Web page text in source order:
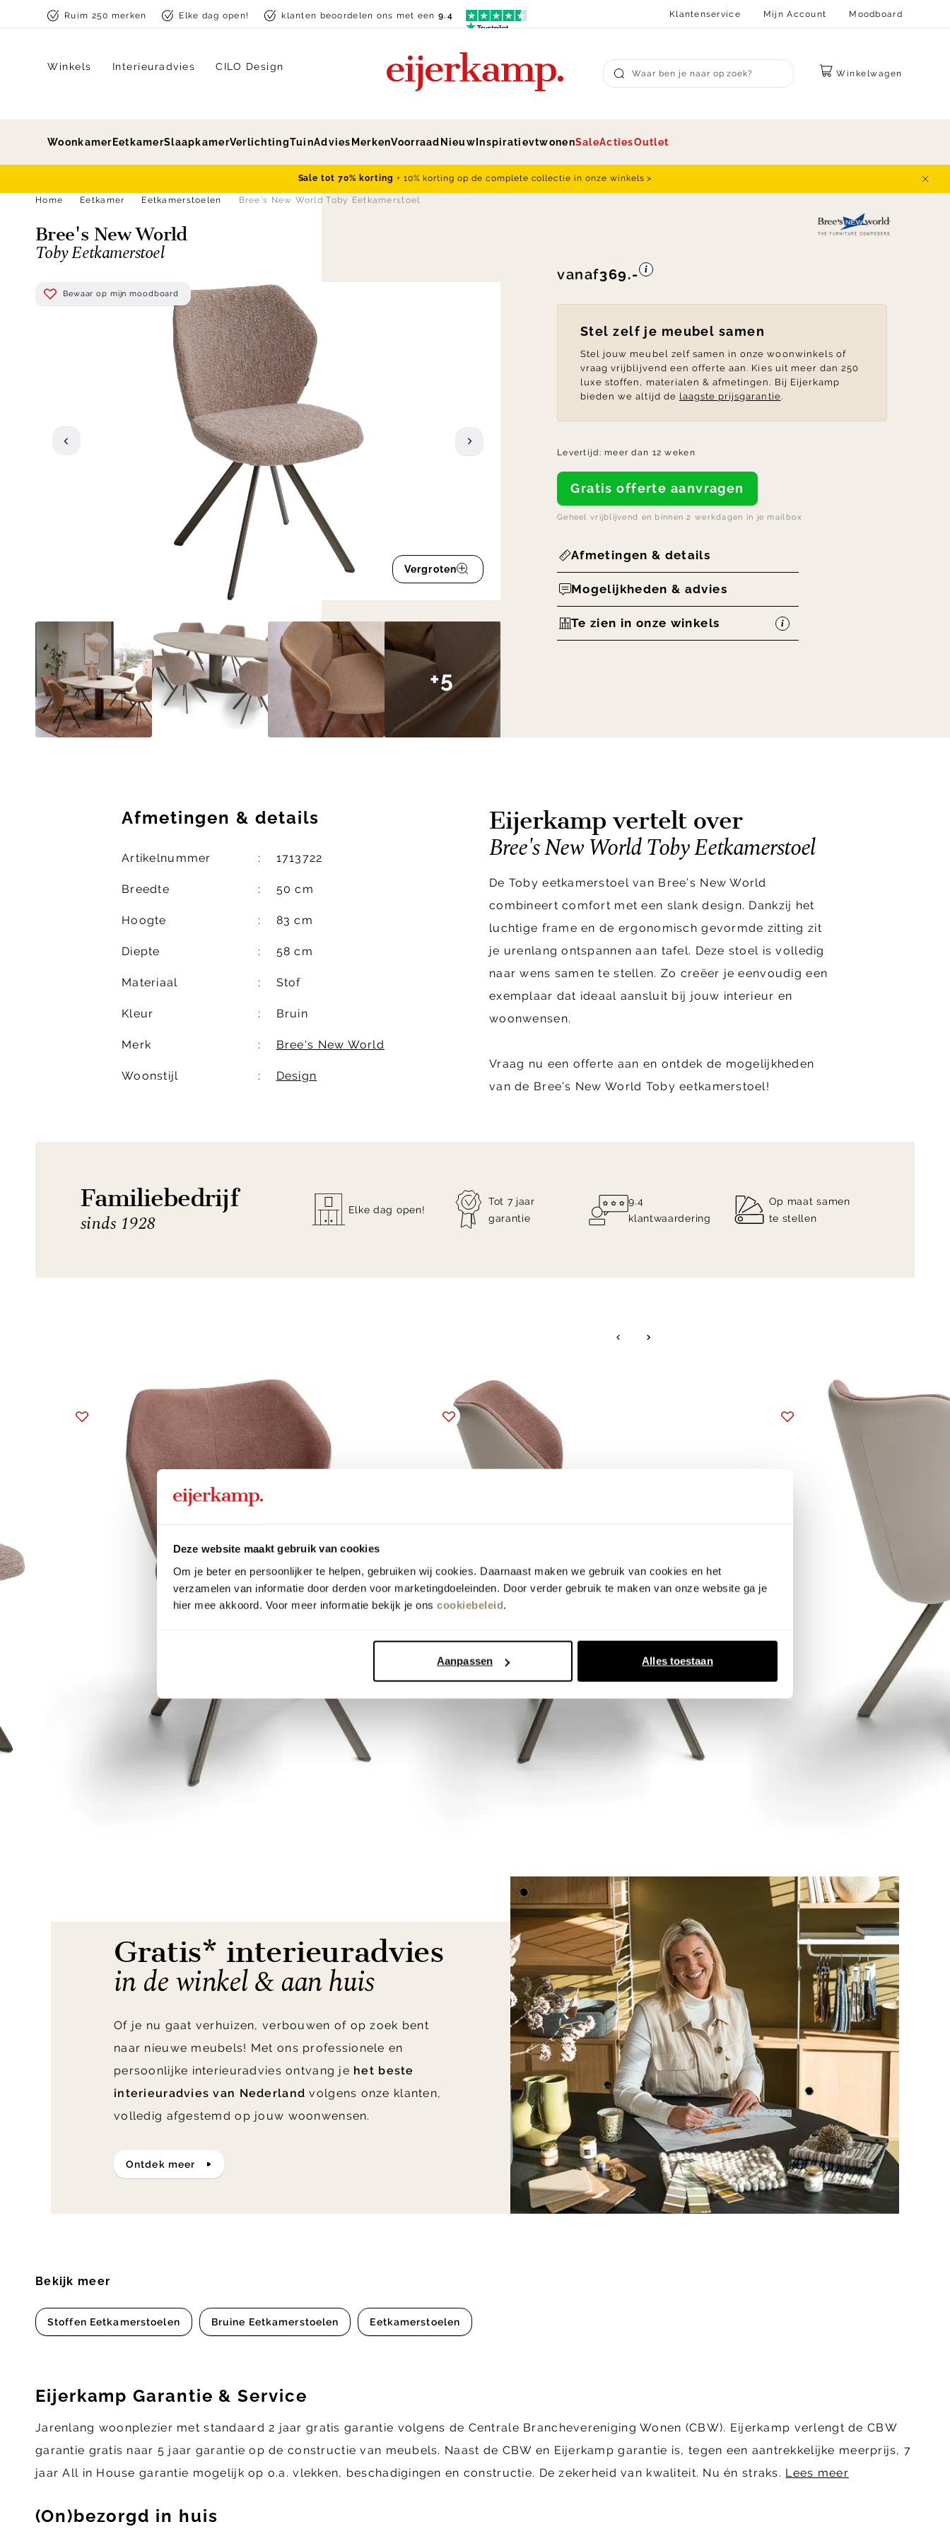
Deze website maakt gebruik van cookies
Om je beter en persoonlijker te helpen, gebruiken wij cookies. Daarnaast maken we gebruik van cookies en het
verzamelen van informatie door derden voor marketingdoeleinden. Door verder gebruik te maken van onze website ga je
hier mee akkoord. Voor meer informatie bekijk je ons cookiebeleid.
Aanpassen Alles toestaan
Skip to contentRuim 250 merken Elke dag open! klanten beoordelen ons met een9.4 Klantenservice Mijn Account Moodboard
Submit search
Winkelwagen
Winkels Interieuradvies CILO Design
Woonkamer EetkamerSlaapkamerVerlichtingTuinAdvies MerkenVoorraad Nieuw InspiratievtwonenSaleActiesOutlet
Sale tot 70% korting + 10% korting op de complete collectie in onze winkels >
Home
Eetkamer Eetkamerstoelen Bree's New World Toby Eetkamerstoel
Bree's New World
Toby Eetkamerstoel
Bewaar op mijn moodboard
Vergroten
+5
vanaf369.-
Stel zelf je meubel samen
Stel jouw meubel zelf samen in onze woonwinkels of
vraag vrijblijvend een offerte aan. Kies uit meer dan 250
luxe stoffen, materialen & afmetingen. Bij Eijerkamp
bieden we altijd de laagste prijsgarantie.
Levertijd: meer dan 12 weken
Gratis offerte aanvragen
Geheel vrijblijvend en binnen 2 werkdagen in je mailbox
Afmetingen & details
Mogelijkheden & advies
Te zien in onze winkels
Afmetingen & details
Artikelnummer 1713722
Breedte 50 cm
Hoogte 83 cm
Diepte 58 cm
Materiaal Stof
Kleur Bruin
Merk Bree's New World
Woonstijl Design
Eijerkamp vertelt over
Bree's New World Toby Eetkamerstoel
De Toby eetkamerstoel van Bree’s New World
combineert comfort met een slank design. Dankzij het
luchtige frame en de ergonomisch gevormde zitting zit
je urenlang ontspannen aan tafel. Deze stoel is volledig
naar wens samen te stellen. Zo creëer je eenvoudig een
exemplaar dat ideaal aansluit bij jouw interieur en
woonwensen.
Vraag nu een offerte aan en ontdek de mogelijkheden
van de Bree’s New World Toby eetkamerstoel!
Familiebedrijf
sinds 1928
Elke dag open!
Tot 7 jaar
garantie
9.4
klantwaardering
Op maat samen
te stellen
Gratis* interieuradvies
in de winkel & aan huis
Of je nu gaat verhuizen, verbouwen of op zoek bent
naar nieuwe meubels! Met ons professionele en
persoonlijke interieuradvies ontvang je het beste
interieuradvies van Nederland volgens onze klanten,
volledig afgestemd op jouw woonwensen.
ontdek meer
Bekijk meer
Stoffen Eetkamerstoelen Bruine Eetkamerstoelen Eetkamerstoelen
Eijerkamp Garantie & Service
Jarenlang woonplezier met standaard 2 jaar gratis garantie volgens de Centrale Branchevereniging Wonen (CBW). Eijerkamp verlengt de CBW
garantie gratis naar 5 jaar garantie op de constructie van meubels. Naast de CBW en Eijerkamp garantie is, tegen een aantrekkelijke meerprijs, 7
jaar All in House garantie mogelijk op o.a. vlekken, beschadigingen en constructie. De zekerheid van kwaliteit. Nu én straks. Lees meer
(On)bezorgd in huis